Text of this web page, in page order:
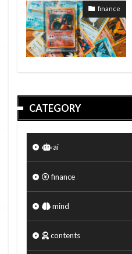
finance
CATEGORY
ai
finance
mind
contents